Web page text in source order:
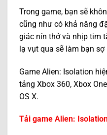
Trong game, bạn sẽ
cũng như có khả năng
giác nín thở và nhịp tim
lạ vụt qua sẽ làm bạn sợ
Game Alien: Isolation
tảng Xbox 360, Xbox
OS X.
Tải game Alien: